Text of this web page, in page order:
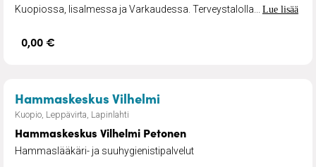
Kuopiossa, Iisalmessa ja Varkaudessa. Terveystalolla... Lue lisää
0,00 €
Hammaskeskus Vilhelmi
Kuopio, Leppävirta, Lapinlahti
Hammaskeskus Vilhelmi Petonen
Hammaslääkäri- ja suuhygienistipalvelut